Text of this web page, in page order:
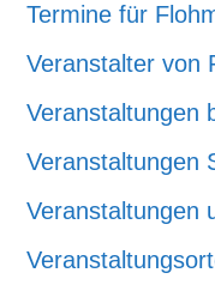
Termine für
Veranstalter von
Veranstaltungen
Veranstaltungen
Veranstaltungen